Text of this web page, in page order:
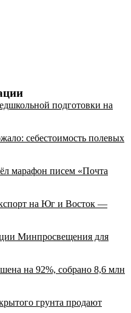
подготовки на
себестоимость полевых
марафон писем «Почта
на Юг и Восток —
Минпросвещения для
на 92%, собрано 8,6 млн
грунта продают